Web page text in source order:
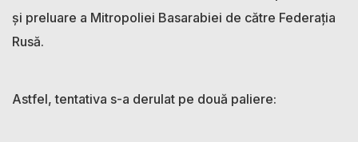
și preluare a Mitropoliei Basarabiei de către Federația
Rusă.
Astfel, tentativa s-a derulat pe două paliere: